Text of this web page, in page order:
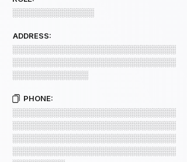
░░░░░░░░░░░░░░
ADDRESS:
░░░░░░░░░░░░░░░░░░░░░░░░░░░░
░░░░░░░░░░░░░░░░░░░░░░░░░░░░
░░░░░░░░░░░░░
PHONE:
░░░░░░░░░░░░░░░░░░░░░░░░░░░░
░░░░░░░░░░░░░░░░░░░░░░░░░░░░
░░░░░░░░░░░░░░░░░░░░░░░░░░░░
░░░░░░░░░░░░░░░░░░░░░░░░░░░░